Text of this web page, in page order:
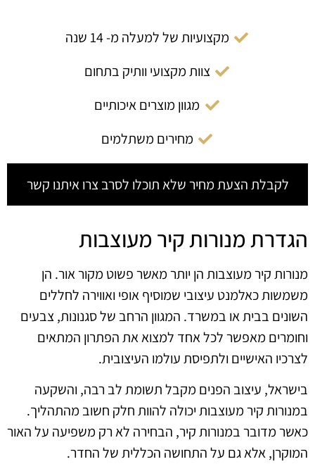
מקצועיות של למעלה מ- 14 שנה
צוות מקצועי וותיק בתחום
מגוון מוצרים איכותיים
מחירים משתלמים
לקבלת הצעת מחיר שלא תוכלו לסרב צרו איתנו קשר
הגדרת מנורות קיר מעוצבות
מנורות קיר מעוצבות הן יותר מאשר פשוט מקור אור. הן
משמשות כאלמנט עיצובי שמוסיף אופי ואווירה לחללים
השונים בבית או במשרד. המגוון הרחב של סגנונות, צבעים
וחומרים מאפשר לכל אחד למצוא את הפתרון המתאים
לצרכיו האישיים ולתפיסת עולמו העיצובית.
בישראל, עיצוב הפנים מקבל תשומת לב רבה, והשקעה
במנורות קיר מעוצבות יכולה להוות חלק חשוב מהתהליך.
כאשר מדובר במנורות קיר, הבחירה לא רק משפיעה על האור
המוקרן, אלא גם על התחושה הכללית של החדר.